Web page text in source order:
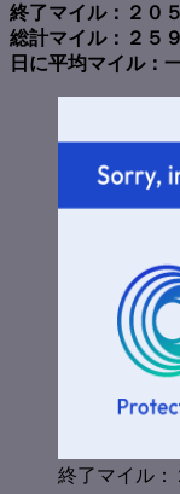
終了マイル：２０
総計マイル：２５
日に平均マイル：
終了マイル：